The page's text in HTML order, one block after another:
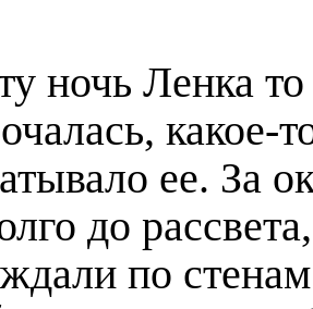
ночь Ленка
какое-
ее. За
до
по